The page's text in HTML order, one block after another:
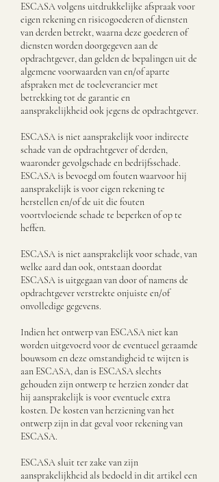
ESCASA volgens uitdrukkelijke afspraak voor
eigen rekening en risicogoederen of diensten
van derden betrekt, waarna deze goederen of
diensten worden doorgegeven aan de
opdrachtgever, dan gelden de bepalingen uit de
algemene voorwaarden van en/of aparte
afspraken met de toeleverancier met
betrekking tot de garantie en
aansprakelijkheid ook jegens de opdrachtgever.
ESCASA is niet aansprakelijk voor indirecte
schade van de opdrachtgever of derden,
waaronder gevolgschade en bedrijfsschade.
ESCASA is bevoegd om fouten waarvoor hij
aansprakelijk is voor eigen rekening te
herstellen en/of de uit die fouten
voortvloeiende schade te beperken of op te
heffen.
ESCASA is niet aansprakelijk voor schade, van
welke aard dan ook, ontstaan doordat
ESCASA is uitgegaan van door of namens de
opdrachtgever verstrekte onjuiste en/of
onvolledige gegevens.
Indien het ontwerp van ESCASA niet kan
worden uitgevoerd voor de eventueel geraamde
bouwsom en deze omstandigheid te wijten is
aan ESCASA, dan is ESCASA slechts
gehouden zijn ontwerp te herzien zonder dat
hij aansprakelijk is voor eventuele extra
kosten. De kosten van herziening van het
ontwerp zijn in dat geval voor rekening van
ESCASA.
ESCASA sluit ter zake van zijn
aansprakelijkheid als bedoeld in dit artikel een